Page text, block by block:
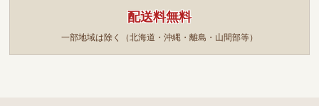
配送料無料
一部地域は除く（北海道・沖縄・離島・山間部等）